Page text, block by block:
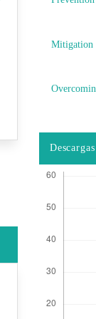
Mitigation
Descargas